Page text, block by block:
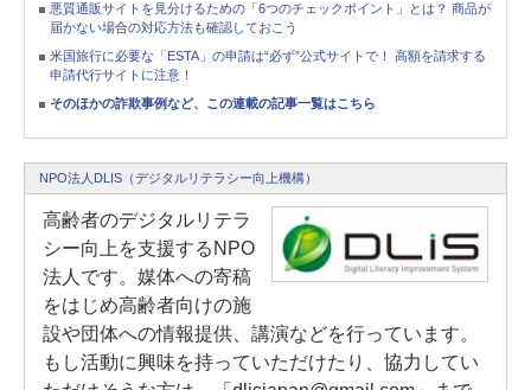
悪質通販サイトを見分けるための「6つのチェックポイント」とは？ 商品が
届かない場合の対応方法も確認しておこう
米国旅行に必要な「ESTA」の申請は“必ず”公式サイトで！ 高額を請求する
申請代行サイトに注意！
そのほかの詐欺事例など、この連載の記事一覧はこちら
NPO法人DLIS（デジタルリテラシー向上機構）
高齢者のデジタルリテラ
シー向上を支援するNPO
法人です。媒体への寄稿
をはじめ高齢者向けの施
設や団体への情報提供、講演などを行っています。
もし活動に興味を持っていただけたり、協力してい